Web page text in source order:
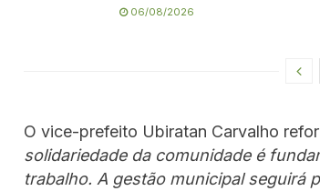
06/08/2026
O vice-prefeito Ubiratan Carvalho
solidariedade da comunidade é
trabalho. A gestão municipal seguirá